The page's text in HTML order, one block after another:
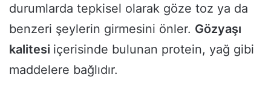
durumlarda tepkisel olarak göze toz ya da
benzeri şeylerin girmesini önler. Gözyaşı
kalitesi içerisinde bulunan protein, yağ gibi
maddelere bağlıdır.